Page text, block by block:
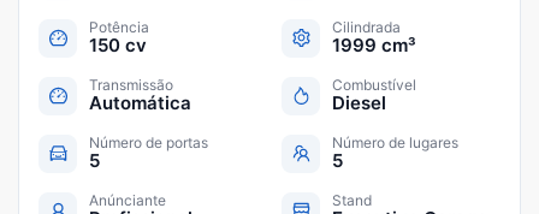
Potência
150 cv
Cilindrada
1999 cm³
Transmissão
Automática
Combustível
Diesel
Número de portas
5
Número de lugares
5
Anúnciante Stand